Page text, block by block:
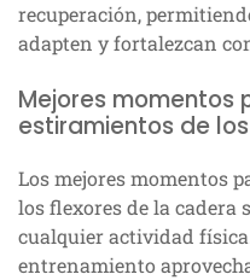
recuperación,
adapten y fortalezcan
Mejores momentos
estiramientos de
Los mejores momentos
los flexores de la cadera
cualquier actividad
entrenamiento